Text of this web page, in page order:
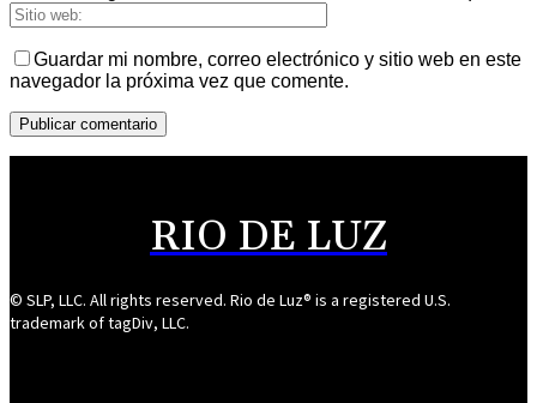
Guardar mi nombre, correo electrónico y sitio web en este
navegador la próxima vez que comente.
RIO DE LUZ
© SLP, LLC. All rights reserved. Rio de Luz® is a registered U.S.
trademark of tagDiv, LLC.